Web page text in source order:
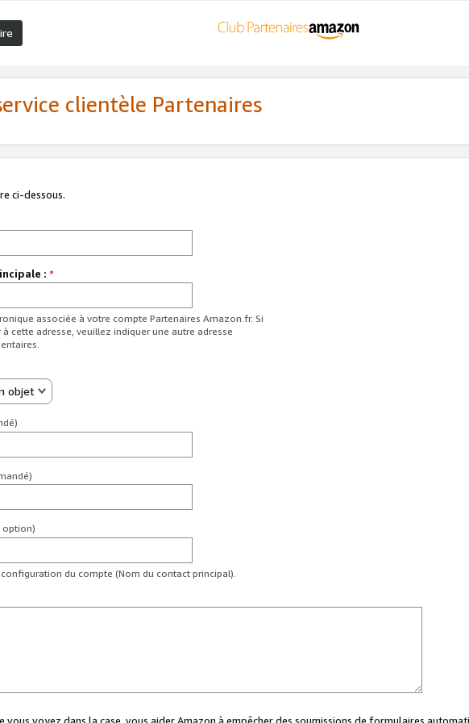
clientèle Partenaires
ci-dessous.
: *
associée à votre compte Partenaires Amazon.fr. Si
cette adresse, veuillez indiquer une autre adresse
objet
option)
du compte (Nom du contact principal).